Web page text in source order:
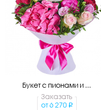
Букет с пионами и ...
Заказать
от 6 270